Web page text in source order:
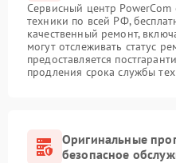
Сервисный центр PowerCom
техники по всей РФ,
качественный ремонт,
могут отслеживать статус
предоставляется
продления срока службы
Оригинальные
безопасное